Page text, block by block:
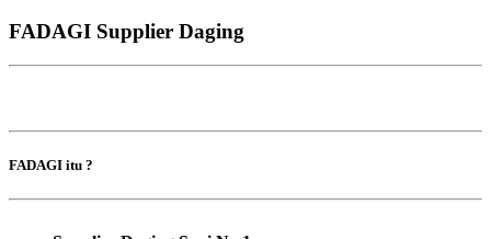
FADAGI Supplier Daging
FADAGI itu ?